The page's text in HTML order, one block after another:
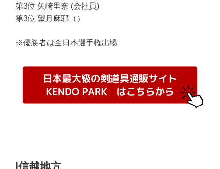
第3位 矢崎里奈 (会社員)
第3位 望月麻耶（）
※優勝者は全日本選手権出場
|信越地方